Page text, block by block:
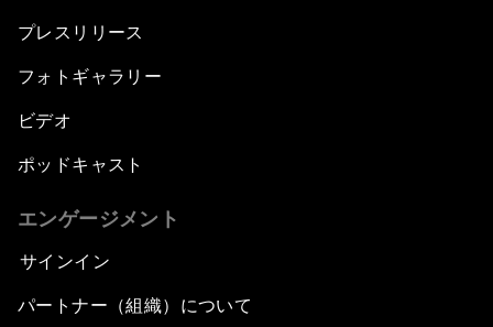
プレスリリース
フォトギャラリー
ビデオ
ポッドキャスト
エンゲージメント
サインイン
パートナー（組織）について